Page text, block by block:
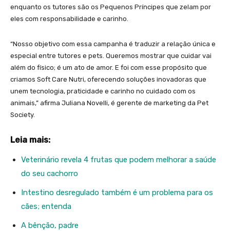
enquanto os tutores são os Pequenos Príncipes que zelam por
eles com responsabilidade e carinho.
“Nosso objetivo com essa campanha é traduzir a relação única e
especial entre tutores e pets. Queremos mostrar que cuidar vai
além do físico; é um ato de amor. E foi com esse propósito que
criamos Soft Care Nutri, oferecendo soluções inovadoras que
unem tecnologia, praticidade e carinho no cuidado com os
animais,” afirma Juliana Novelli, é gerente de marketing da Pet
Society.
Leia mais:
Veterinário revela 4 frutas que podem melhorar a saúde
do seu cachorro
Intestino desregulado também é um problema para os
cães; entenda
A bênção, padre